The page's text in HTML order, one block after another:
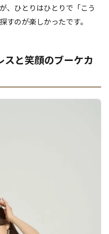
、ひとりはひとりで「こう
すのが楽しかったです。
スと笑顔のブーケカ